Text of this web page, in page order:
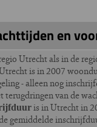
en
Utrecht als in de
is in 2007
- alleen nog
van de
is in Utrecht in
gemiddelde